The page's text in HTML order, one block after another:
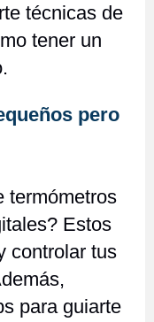
técnicas de
tener un
pero
termómetros
Estos
controlar tus
para guiarte